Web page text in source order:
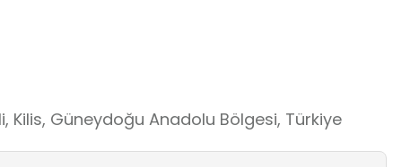
S Yesemek Heykel Atölyesi'nin Ravanda
görüşü ağır basmaktadır. Memlukluların uzun
Kilis, Güneydoğu Anadolu Bölgesi, Türkiye